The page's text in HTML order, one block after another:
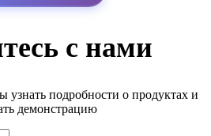
с нами
узнать подробности о продуктах и
демонстрацию